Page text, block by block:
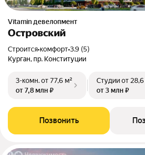
Vitamin девелопмент
Островский
Строится•комфорт•3.9 (5)
Курган, пр. Конституции
3-комн.от 77,6 м²
от 7,8 млн ₽
Студииот 28,6
от 3 млн ₽
Позвонить